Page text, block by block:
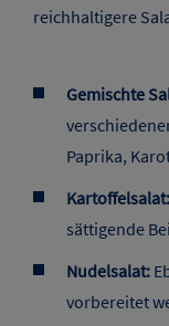
reichhaltigere
Gemischte
Paprika,
Kartoffelsalat:
sättigende
Nudelsalat:
vorbereitet